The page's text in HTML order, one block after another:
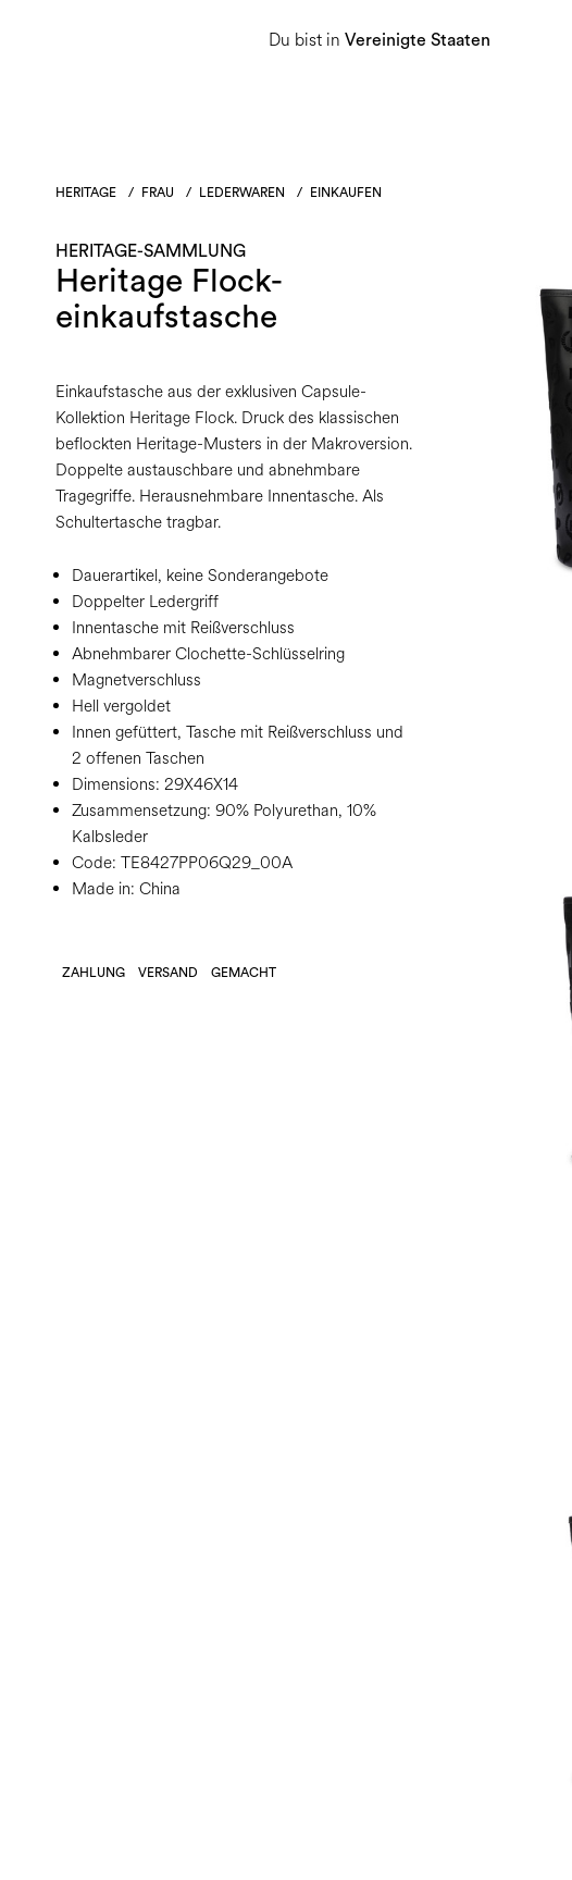
Du bist in Vereinigte Staaten
Herren Heritage-Sammlung
HERITAGE / FRAU / LEDERWAREN / EINKAUFEN
HERITAGE-SAMMLUNG
Heritage Flock-
einkaufstasche
Einkaufstasche aus der exklusiven Capsule-
Kollektion Heritage Flock. Druck des klassischen
beflockten Heritage-Musters in der Makroversion.
Doppelte austauschbare und abnehmbare
Tragegriffe. Herausnehmbare Innentasche. Als
Schultertasche tragbar.
Dauerartikel, keine Sonderangebote
Doppelter Ledergriff
Innentasche mit Reißverschluss
Abnehmbarer Clochette-Schlüsselring
Magnetverschluss
Hell vergoldet
Innen gefüttert, Tasche mit Reißverschluss und
2 offenen Taschen
Dimensions: 29X46X14
Zusammensetzung: 90% Polyurethan, 10%
Kalbsleder
Code: TE8427PP06Q29_00A
Made in: China
ZAHLUNG VERSAND GEMACHT